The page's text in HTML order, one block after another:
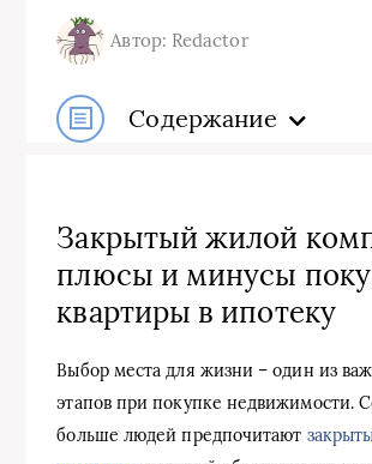
Автор: Redactor
Содержание
Закрытый жилой
плюсы и минусы
квартиры в ипотеку
Выбор места для жизни – один из
этапов при покупке недвижимости.
больше людей предпочитают